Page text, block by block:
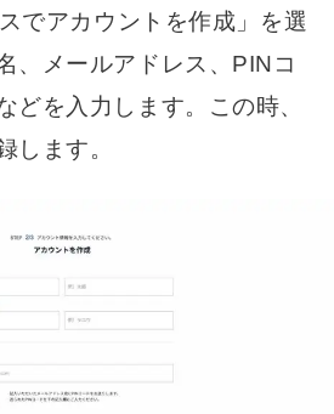
でアカウントを作成」を選
、メールアドレス、PINコ
どを入力します。この時、
します。